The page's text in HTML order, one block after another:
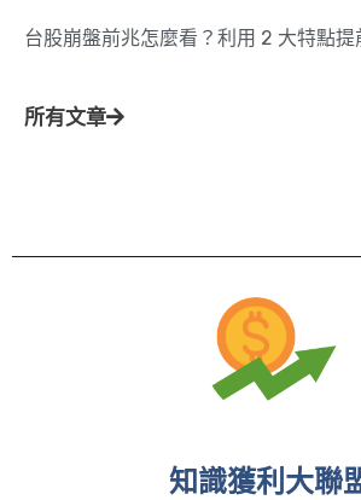
台股崩盤前兆怎麼看？利用 2 大特點
所有文章
知識獲利大聯